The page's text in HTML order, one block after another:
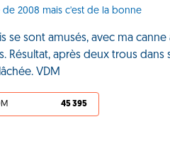
de 2008 mais c'est de la bonne
se sont amusés, avec ma
Résultat, après deux trous
VDM
45 395